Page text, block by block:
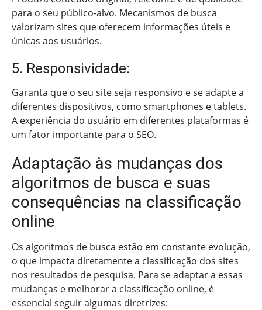
para o seu público-alvo. Mecanismos de busca
valorizam sites que oferecem informações úteis e
únicas aos usuários.
5. Responsividade:
Garanta que o seu site seja responsivo e se adapte a
diferentes dispositivos, como smartphones e tablets.
A experiência do usuário em diferentes plataformas é
um fator importante para o SEO.
Adaptação às mudanças dos
algoritmos de busca e suas
consequências na classificação
online
Os algoritmos de busca estão em constante evolução,
o que impacta diretamente a classificação dos sites
nos resultados de pesquisa. Para se adaptar a essas
mudanças e melhorar a classificação online, é
essencial seguir algumas diretrizes: